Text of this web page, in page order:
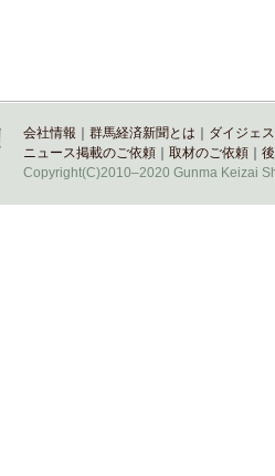
会社情報 群馬経済新聞とは
ダイジェ
ニュース掲載のご依頼
取材のご依頼
Copyright(C)2010–2020 Gunma Keizai